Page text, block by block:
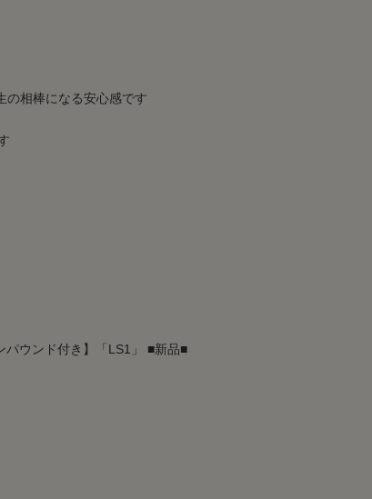
の相棒になる安心感です
ウンド付き】「LS1」 ■新品■